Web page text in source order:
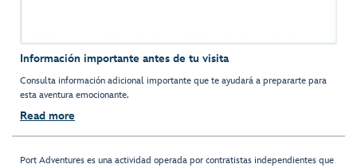
Información importante antes de tu visita
Consulta información adicional importante que te ayudará a prepararte para
esta aventura emocionante.
Read more
Port Adventures es una actividad operada por contratistas independientes que